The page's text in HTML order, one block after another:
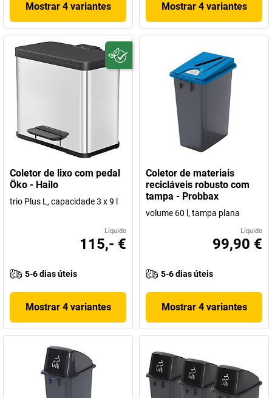
Mostrar 4 variantes Mostrar 4 variantes
Coletor de lixo com pedal
Öko - Hailo
trio Plus L, capacidade 3 x 9 l
Líquido
115,- €
5-6 dias úteis
Mostrar 4 variantes
Coletor de materiais
recicláveis robusto com
tampa - Probbax
volume 60 l, tampa plana
Líquido
99,90 €
5-6 dias úteis
Mostrar 4 variantes